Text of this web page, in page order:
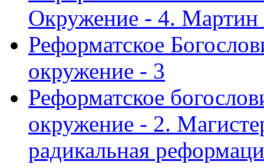
Окружение - 4.
Реформатское
окружение - 3
Реформатское
окружение - 2.
радикальная